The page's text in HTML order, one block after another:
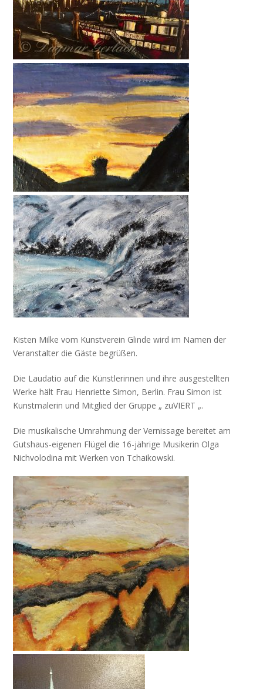
Kisten Milke vom Kunstverein Glinde wird im Namen der
Veranstalter die Gäste begrüßen.
Die Laudatio auf die Künstlerinnen und ihre ausgestellten
Werke hält Frau Henriette Simon, Berlin. Frau Simon ist
Kunstmalerin und Mitglied der Gruppe „ zuVIERT „.
Die musikalische Umrahmung der Vernissage bereitet am
Gutshaus-eigenen Flügel die 16-jährige Musikerin Olga
Nichvolodina mit Werken von Tchaikowski.